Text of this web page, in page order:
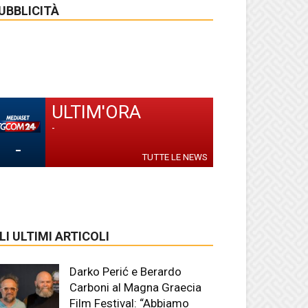
-
ULTIM'ORA
-
TUTTE LE NEWS
ULTIMI ARTICOLI
Darko Perić e Berardo
Carboni al Magna Graecia
Film Festival: “Abbiamo